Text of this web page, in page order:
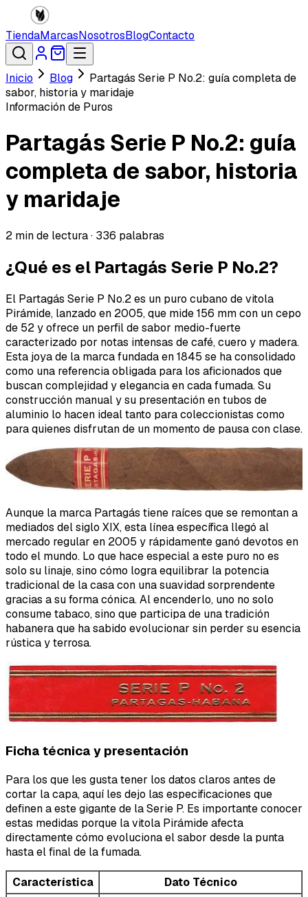
TiendaMarcasNosotrosBlogContacto
Inicio Blog
Partagás Serie P No.2: guía completa de
sabor, historia y maridaje
Información de Puros
Partagás Serie P No.2: guía
completa de sabor, historia
y maridaje
2 min de lectura · 336 palabras
¿Qué es el Partagás Serie P No.2?
El Partagás Serie P No.2 es un puro cubano de vitola
Pirámide, lanzado en 2005, que mide 156 mm con un cepo
de 52 y ofrece un perfil de sabor medio-fuerte
caracterizado por notas intensas de café, cuero y madera.
Esta joya de la marca fundada en 1845 se ha consolidado
como una referencia obligada para los aficionados que
buscan complejidad y elegancia en cada fumada. Su
construcción manual y su presentación en tubos de
aluminio lo hacen ideal tanto para coleccionistas como
para quienes disfrutan de un momento de pausa con clase.
Aunque la marca Partagás tiene raíces que se remontan a
mediados del siglo XIX, esta línea específica llegó al
mercado regular en 2005 y rápidamente ganó devotos en
todo el mundo. Lo que hace especial a este puro no es
solo su linaje, sino cómo logra equilibrar la potencia
tradicional de la casa con una suavidad sorprendente
gracias a su forma cónica. Al encenderlo, uno no solo
consume tabaco, sino que participa de una tradición
habanera que ha sabido evolucionar sin perder su esencia
rústica y terrosa.
Ficha técnica y presentación
Para los que les gusta tener los datos claros antes de
cortar la capa, aquí les dejo las especificaciones que
definen a este gigante de la Serie P. Es importante conocer
estas medidas porque la vitola Pirámide afecta
directamente cómo evoluciona el sabor desde la punta
hasta el final de la fumada.
Característica
Dato Técnico